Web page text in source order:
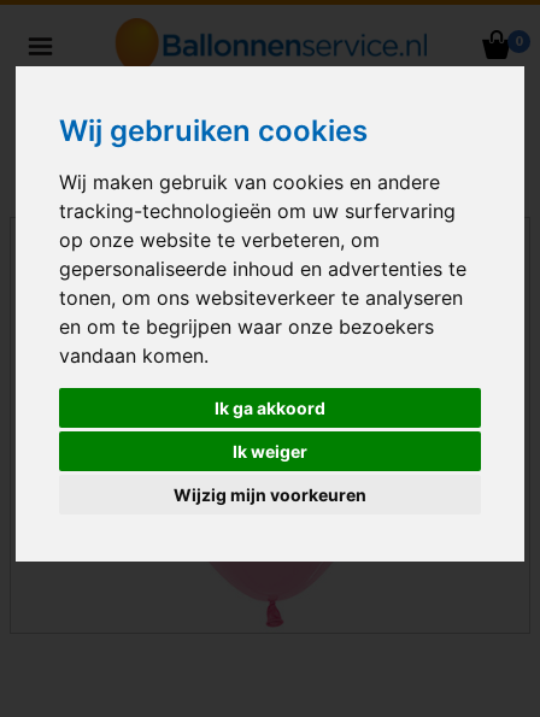
Wij gebruiken cookies
Wij maken gebruik van cookies en andere
tracking-technologieën om uw surfervaring
op onze website te verbeteren, om
gepersonaliseerde inhoud en advertenties te
tonen, om ons websiteverkeer te analyseren
en om te begrijpen waar onze bezoekers
vandaan komen.
Ik ga akkoord
Ik weiger
Wijzig mijn voorkeuren
0
Nederland